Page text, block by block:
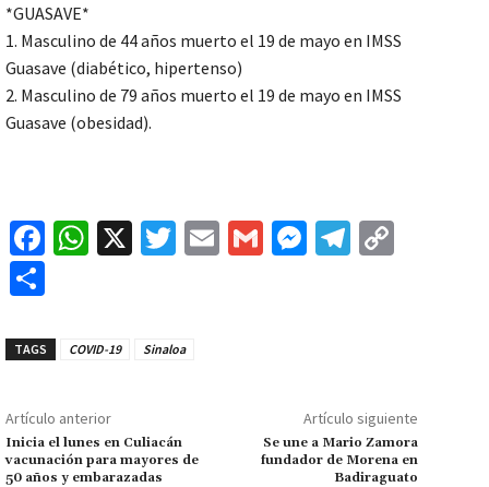
*GUASAVE*
1. Masculino de 44 años muerto el 19 de mayo en IMSS
Guasave (diabético, hipertenso)
2. Masculino de 79 años muerto el 19 de mayo en IMSS
Guasave (obesidad).
Fa
o
k
W
sA
p
X
T
er
E
G
M
r
Te
n
k
m
ar
tir
TAGS COVID-19 Sinaloa
Artículo anterior
Inicia el lunes en Culiacán
vacunación para mayores de
50 años y embarazadas
Artículo siguiente
Se une a Mario Zamora
fundador de Morena en
Badiraguato